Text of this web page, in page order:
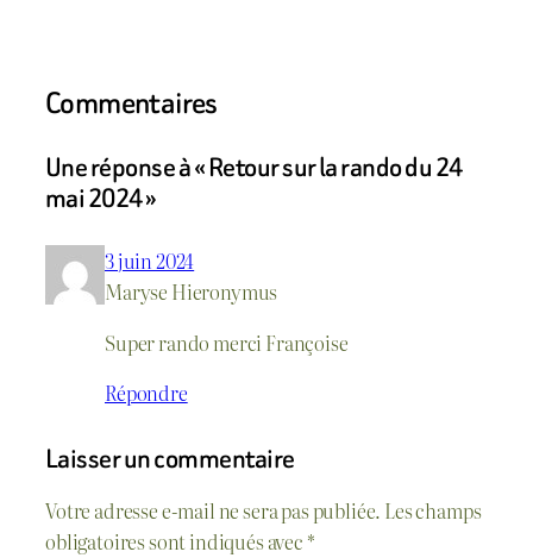
Commentaires
Une réponse à « Retour sur la rando du 24
mai 2024 »
3 juin 2024
Maryse Hieronymus
Super rando merci Françoise
Répondre
Laisser un commentaire
Votre adresse e-mail ne sera pas publiée. Les champs
obligatoires sont indiqués avec *